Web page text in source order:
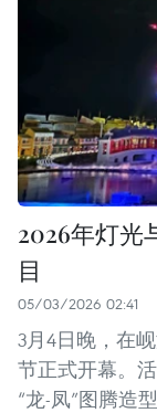
2026年灯光
目
05/03/2026 02:41
3月4日晚，在
节正式开幕。
“龙-凤”图腾造